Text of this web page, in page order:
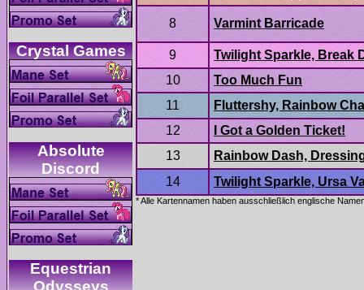
Absolute
Equestrian
Too Much Fun